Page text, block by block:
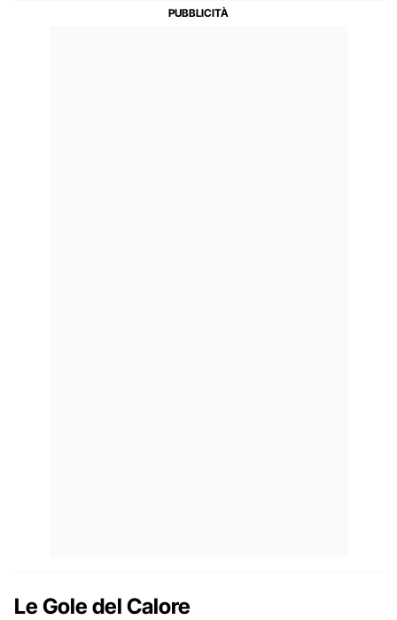
Le Gole del Calore